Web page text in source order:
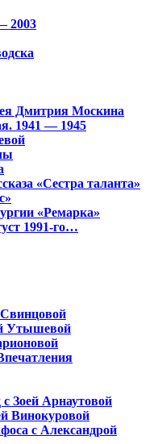
2003
Дмитрия Москина
1941 — 1945
«Сестра таланта»
«Ремарка»
1991-го…
Утышевой
Зоей Арнаутовой
Винокуровой
с Александрой